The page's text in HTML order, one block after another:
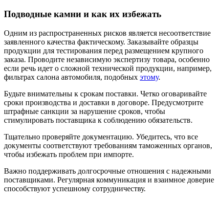
Подводные камни и как их избежать
Одним из распространенных рисков является несоответствие
заявленного качества фактическому. Заказывайте образцы
продукции для тестирования перед размещением крупного
заказа. Проводите независимую экспертизу товара, особенно
если речь идет о сложной технической продукции, например,
фильтрах салона автомобиля, подобных этому.
Будьте внимательны к срокам поставки. Четко оговаривайте
сроки производства и доставки в договоре. Предусмотрите
штрафные санкции за нарушение сроков, чтобы
стимулировать поставщика к соблюдению обязательств.
Тщательно проверяйте документацию. Убедитесь, что все
документы соответствуют требованиям таможенных органов,
чтобы избежать проблем при импорте.
Важно поддерживать долгосрочные отношения с надежными
поставщиками. Регулярная коммуникация и взаимное доверие
способствуют успешному сотрудничеству.